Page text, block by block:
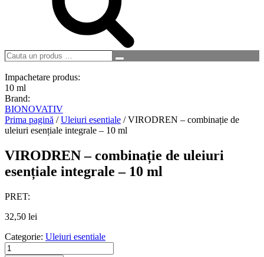
Cauta
produs
…
Search
Impachetare produs:
10 ml
Brand:
BIONOVATIV
Prima pagină /Uleiuri esentiale / VIRODREN – combinație de
uleiuri esențiale integrale – 10 ml
VIRODREN – combinație de uleiuri
esențiale integrale – 10 ml
PRET:
32,50 lei
Categorie: Uleiuri esentiale
Cantitate